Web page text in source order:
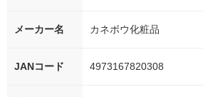
メーカー名 カネボウ化粧品
JANコード 4973167820308